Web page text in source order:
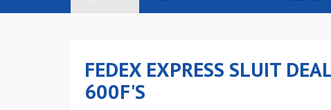
FEDEX EXPRESS SLUIT
600F'S